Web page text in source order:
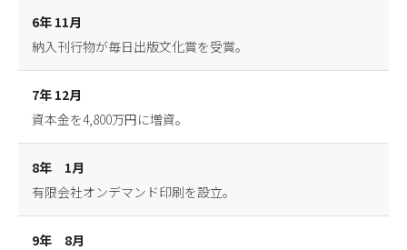
6年 11月
納入刊行物が毎日出版文化賞を受賞。
7年 12月
資本金を4,800万円に増資。
8年 1月
有限会社オンデマンド印刷を設立。
9年 8月